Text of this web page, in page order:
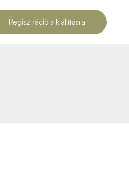
Regisztráció a kiállításra